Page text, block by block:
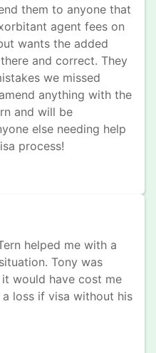
them to anyone that
agent fees on
wants the added
and correct. They
we missed
anything with the
and will be
else needing help
process!
helped me with a
Tony was
would have cost me
loss if visa without his